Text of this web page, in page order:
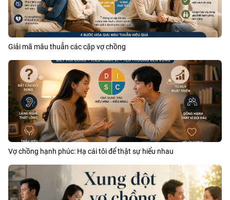
Giải mã mâu thuẫn các cặp vợ chồng
Vợ chồng hạnh phúc: Hạ cái tôi để thật sự hiểu nhau